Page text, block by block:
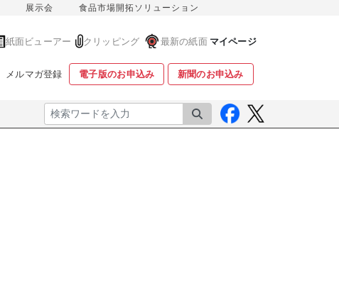
展示会 食品市場開拓ソリューション
紙面ビューアー クリッピング 最新の紙面 マイページ
メルマガ登録 電子版のお申込み 新聞のお申込み
検索